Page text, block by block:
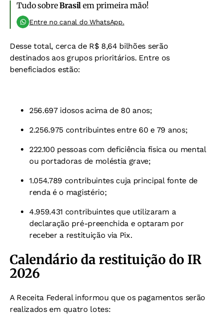
Tudo sobreBrasil em primeira mão!
Entre no canal do WhatsApp.
Desse total, cerca de R$ 8,64 bilhões serão
destinados aos grupos prioritários. Entre os
beneficiados estão:
256.697 idosos acima de 80 anos;
2.256.975 contribuintes entre 60 e 79 anos;
222.100 pessoas com deficiência física ou mental
ou portadoras de moléstia grave;
1.054.789 contribuintes cuja principal fonte de
renda é o magistério;
4.959.431 contribuintes que utilizaram a
declaração pré-preenchida e optaram por
receber a restituição via Pix.
Calendário da restituição do IR
2026
A Receita Federal informou que os pagamentos serão
realizados em quatro lotes: